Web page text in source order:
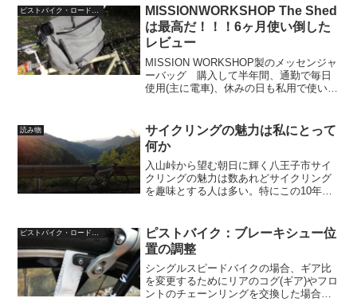
で自分で交換できると便利ですね。スク
エアテーパーBBって何...
ピストバイク・ロードバイク
MISSIONWORKSHOP The Shed
は最高だ！！！6ヶ月使い倒した
レビュー
MISSION WORKSHOP製のメッセンジャ
ーバッグ 購入して半年間、通勤で毎日
使用(主に電車)、休みの日も私用で使い倒
目、カッコいい。でかい。容量の多さ。
頑...
読み物
サイクリングの魅力は私にとって
何か
入山峠から望む朝日に輝く八王子市サイ
クリングの魅力は数あれどサイクリング
を趣味とする人は多い。特にこの10年く
がある。人それぞれ色々な観点から魅力
を感じていることだろう...
ピストバイク：ブレーキシュー位
置の調整
シングルスピードバイクの場合、ギア比
を変更するためにリアのコグ(ギア)やフロ
ントのチェーンリングを交換した場合、